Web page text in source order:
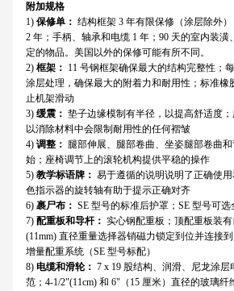
附加规格
1) 保修单： 结构框架 3 年有限保修（涂层除外
2 年；手柄、轴承和电缆 1 年；90 天的室内装
定的物品。美国以外的保修可能有所不同。
2) 框架： 11 号钢框架确保最大的结构完整性；
涂层处理，确保最大的附着力和耐用性；标准橡
止机架滑动
3) 缓震： 垫子边缘模制有半径，以提高舒适度；
以消除材料中会限制耐用性的任何褶皱
4) 调整：
腿部伸展、腿部卷曲、坐姿腿部卷曲
始；座椅调节上的滚轮机构提供平稳的操作
5) 教学标语牌： 易于遵循的说明说明了正确使
色指示器的旋转轴有助于提示正确对齐
6) 裹尸布： SE 型号的标准后护罩；SE 型号可选
7) 配重板和导杆： 实心钢配重板；顶配重板装
(11mm) 直径重量选择器销磁力锁定到位并连接
增量配重系统（SE 型号标配）
8) 电缆和滑轮： 7 x 19 股结构、润滑、尼龙涂
范；4-1/2"(11cm) 和 6"（15 厘米）直径的玻璃